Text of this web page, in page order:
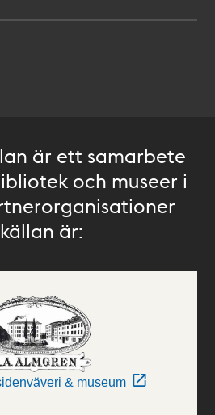
är ett samarbete
och museer i
är:
& museum